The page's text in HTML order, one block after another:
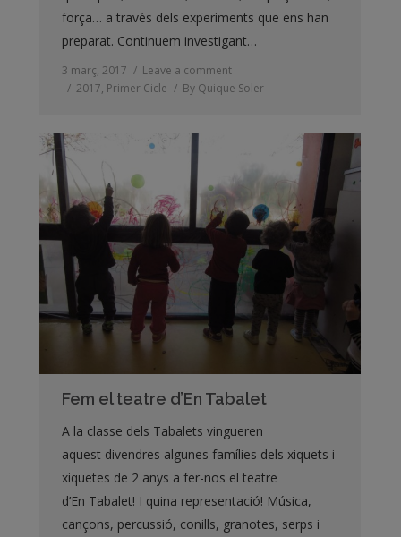
força… a través dels experiments que ens han
preparat. Continuem investigant…
3 març, 2017
Leave a comment
2017, Primer Cicle By Quique Soler
Fem el teatre d’En Tabalet
A la classe dels Tabalets vingueren
aquest divendres algunes famílies dels xiquets i
xiquetes de 2 anys a fer-nos el teatre
d’En Tabalet! I quina representació! Música,
cançons, percussió, conills, granotes, serps i